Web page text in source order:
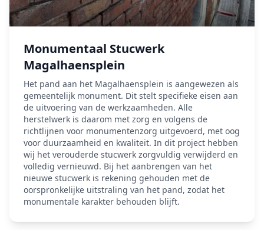
Monumentaal Stucwerk
Magalhaensplein
Het pand aan het Magalhaensplein is aangewezen als
gemeentelijk monument. Dit stelt specifieke eisen aan
de uitvoering van de werkzaamheden. Alle
herstelwerk is daarom met zorg en volgens de
richtlijnen voor monumentenzorg uitgevoerd, met oog
voor duurzaamheid en kwaliteit. In dit project hebben
wij het verouderde stucwerk zorgvuldig verwijderd en
volledig vernieuwd. Bij het aanbrengen van het
nieuwe stucwerk is rekening gehouden met de
oorspronkelijke uitstraling van het pand, zodat het
monumentale karakter behouden blijft.